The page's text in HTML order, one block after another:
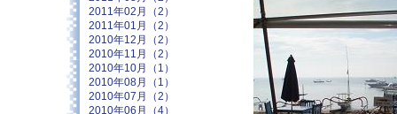
2011年02月（2）
2011年01月（2）
2010年12月（2）
2010年11月（2）
2010年10月（1）
2010年08月（1）
2010年07月（2）
2010年06月（4）